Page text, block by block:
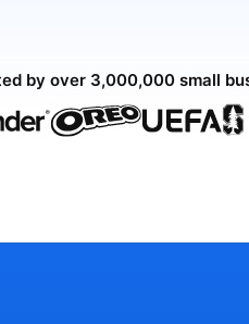
by over 3,000,000 small